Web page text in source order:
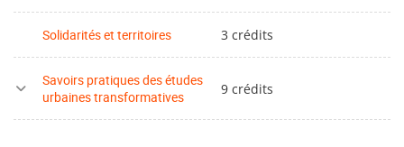
Solidarités et territoires 3 crédits
Savoirs pratiques des études
urbaines transformatives
9 crédits